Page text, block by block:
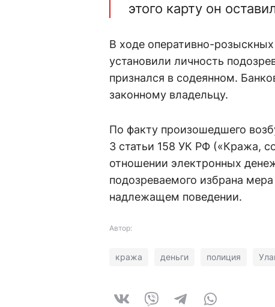
этого карту он
В ходе оперативно-
установили личность
признался в содеянном.
законному владельцу.
По факту произошедшего
3 статьи 158 УК РФ («Кража,
отношении электронных
подозреваемого избрана
надлежащем поведении.
Автор:
кража деньги полиция